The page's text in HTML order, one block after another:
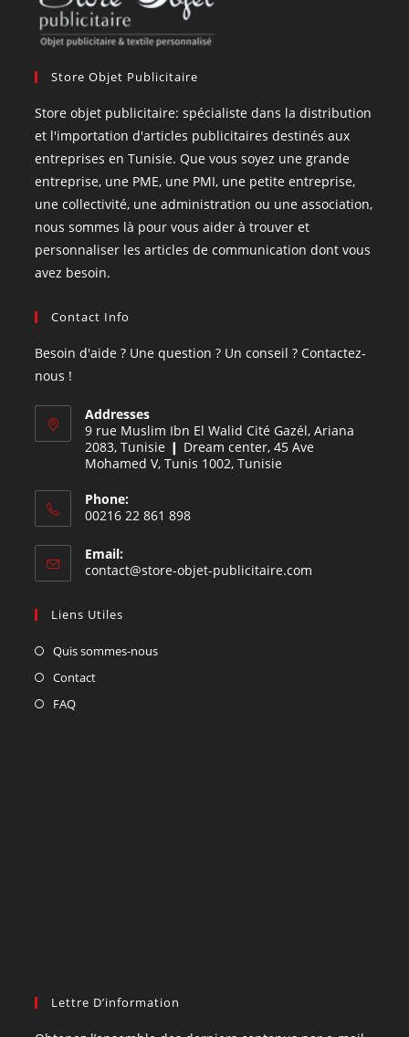
Store Objet Publicitaire
Store objet publicitaire: spécialiste dans la distribution
et l'importation d'articles publicitaires destinés aux
entreprises en Tunisie. Que vous soyez une grande
entreprise, une PME, une PMI, une petite entreprise,
une collectivité, une administration ou une association,
nous sommes là pour vous aider à trouver et
personnaliser les articles de communication dont vous
avez besoin.
Contact Info
Besoin d'aide ? Une question ? Un conseil ? Contactez-
nous !
Addresses
9 rue Muslim Ibn El Walid Cité Gazél, Ariana
2083, Tunisie ❙ Dream center, 45 Ave
Mohamed V, Tunis 1002, Tunisie
Phone:
00216 22 861 898
Email:
contact@store-objet-publicitaire.com
Liens Utiles
Quis sommes-nous
Contact
FAQ
Lettre D’information